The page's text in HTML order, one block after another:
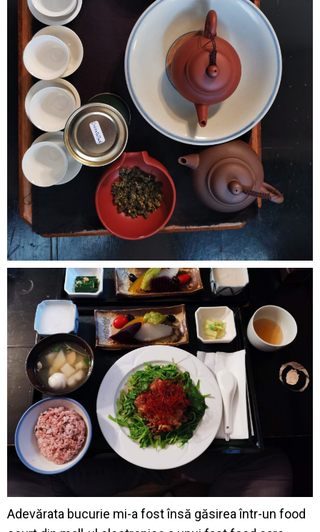
Adevărata bucurie mi-a fost însă găsirea într-un food